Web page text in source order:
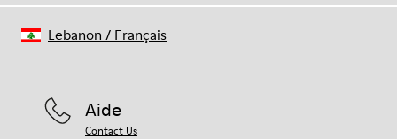
Aide
Contact Us
Lebanon / Français